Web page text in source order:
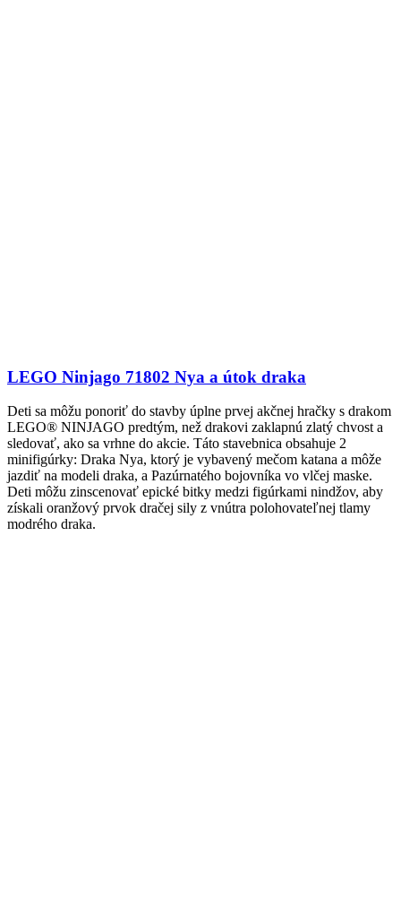
LEGO Ninjago 71802 Nya a útok draka
Deti sa môžu ponoriť do stavby úplne prvej akčnej hračky s drakom
LEGO® NINJAGO predtým, než drakovi zaklapnú zlatý chvost a
sledovať, ako sa vrhne do akcie. Táto stavebnica obsahuje 2
minifigúrky: Draka Nya, ktorý je vybavený mečom katana a môže
jazdiť na modeli draka, a Pazúrnatého bojovníka vo vlčej maske.
Deti môžu zinscenovať epické bitky medzi figúrkami nindžov, aby
získali oranžový prvok dračej sily z vnútra polohovateľnej tlamy
modrého draka.